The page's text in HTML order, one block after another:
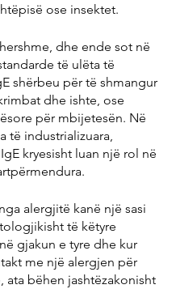
ose insektet.
dhe ende sot në
të ulëta të
shërbeu për të shmangur
dhe ishte, ose
për mbijetesën. Në
të industrializuara,
kryesisht luan një rol në
alergjitë kanë një sasi
të këtyre
gjakun e tyre dhe kur
me një alergjen për
ata bëhen jashtëzakonisht